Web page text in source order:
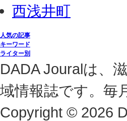
西浅井町
人気の記事
キーワード
ライター別
DADA Jouralは、
域情報誌です。毎
Copyright © 2026